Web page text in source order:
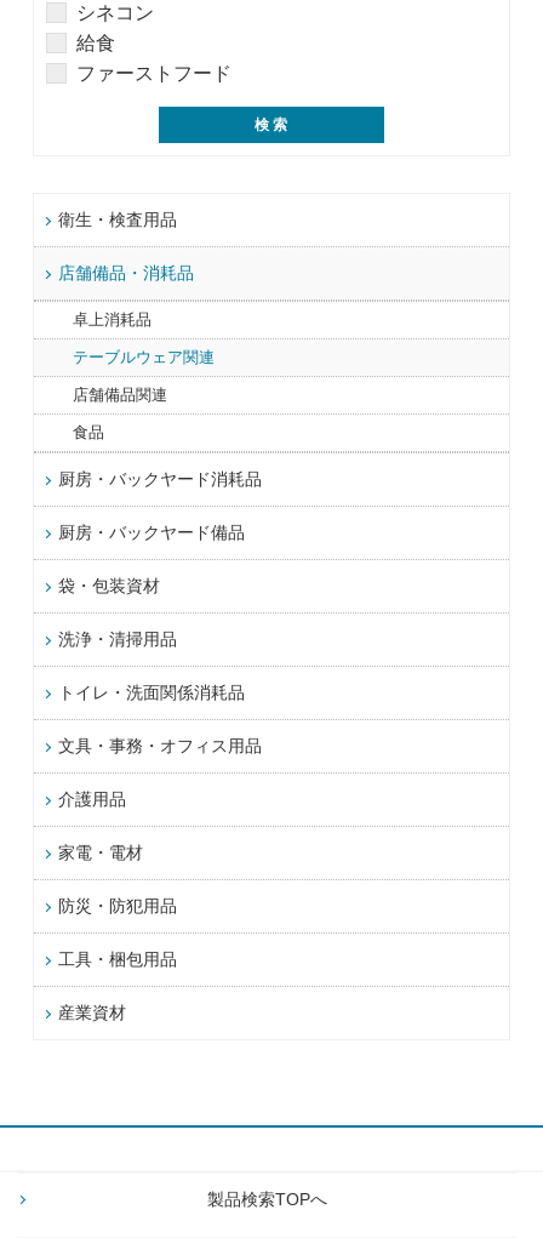
シネコン
給食
ファーストフード
衛生・検査用品
店舗備品・消耗品
卓上消耗品
テーブルウェア関連
店舗備品関連
食品
厨房・バックヤード消耗品
厨房・バックヤード備品
袋・包装資材
洗浄・清掃用品
トイレ・洗面関係消耗品
文具・事務・オフィス用品
介護用品
家電・電材
防災・防犯用品
工具・梱包用品
産業資材
製品検索TOPへ